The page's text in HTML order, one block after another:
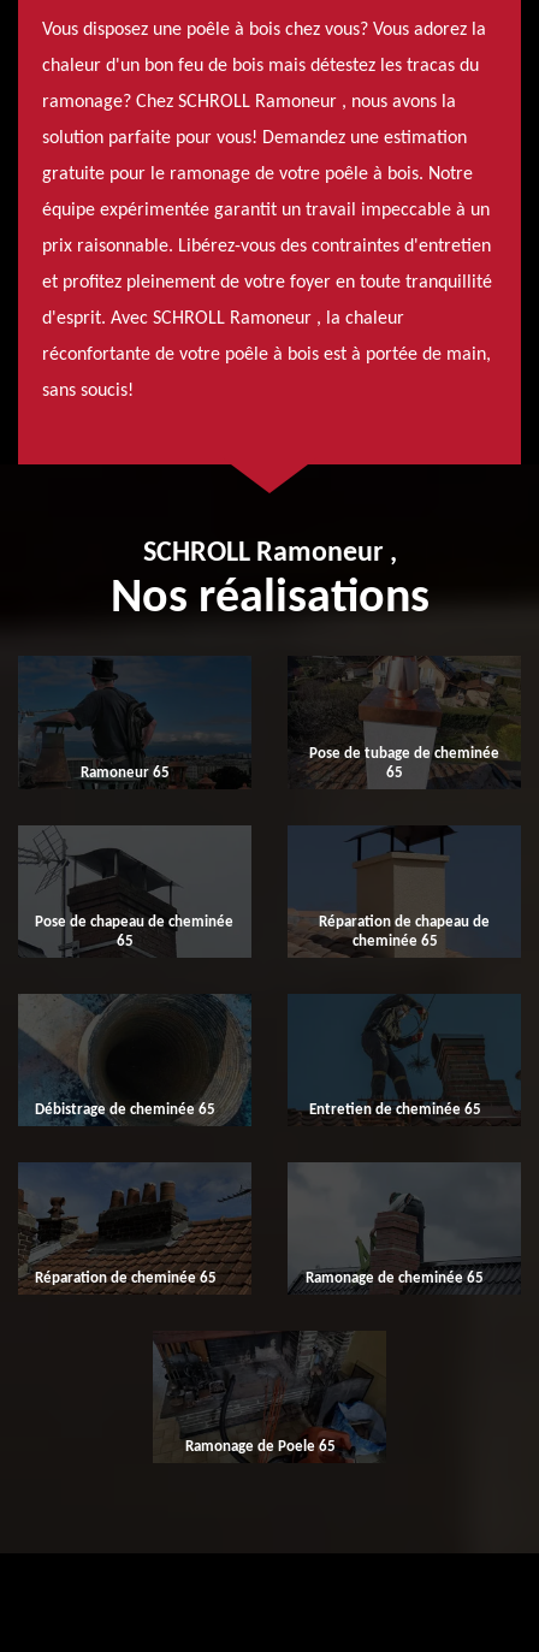
Vous disposez une poêle à bois chez vous? Vous adorez la
chaleur d'un bon feu de bois mais détestez les tracas du
ramonage? Chez SCHROLL Ramoneur , nous avons la
solution parfaite pour vous! Demandez une estimation
gratuite pour le ramonage de votre poêle à bois. Notre
équipe expérimentée garantit un travail impeccable à un
prix raisonnable. Libérez-vous des contraintes d'entretien
et profitez pleinement de votre foyer en toute tranquillité
d'esprit. Avec SCHROLL Ramoneur , la chaleur
réconfortante de votre poêle à bois est à portée de main,
sans soucis!
SCHROLL Ramoneur ,
Nos réalisations
Ramoneur 65
Pose de tubage de cheminée
65
Pose de chapeau de cheminée
65
Réparation de chapeau de
cheminée 65
Débistrage de cheminée 65 Entretien de cheminée 65
Réparation de cheminée 65 Ramonage de cheminée 65
Ramonage de Poele 65